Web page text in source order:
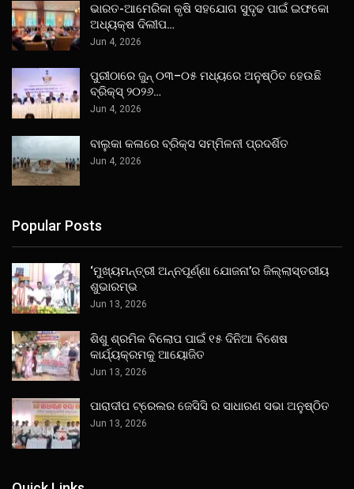
ଭାରତ-ଆମେରିକା କୃଷି ସହଯୋଗ ସୁଦୃଢ ପାଇଁ ଇଫକୋ
ଅଧ୍ୟକ୍ଷ ଦିଲୀପ…
Jun 4, 2026
ପୁରୀଠାରେ ଜୁନ୍ ୦୩–୦୫ ମଧ୍ୟରେ ଅନୁଷ୍ଠିତ ହେଉଛି
ବ୍ରିକ୍ସ୍ ୨୦୨୬…
Jun 4, 2026
ବାଲୁକା କଳାରେ ବ୍ରିକ୍ସ ସମ୍ମିଳନୀ ପ୍ରଦର୍ଶିତ
Jun 4, 2026
Popular Posts
‘ମୁଖ୍ୟମନ୍ତ୍ରୀ ଅନ୍ନପୂର୍ଣ୍ଣା ଯୋଜନା’ର ଜିଲ୍ଲାସ୍ତରୀୟ
ଶୁଭାରମ୍ଭ
Jun 13, 2026
ଶିଶୁ ଶ୍ରମିକ ବିଲୋପ ପାଇଁ ୧୫ ଦିନିଆ ବିଶେଷ
କାର୍ଯ୍ୟକ୍ରମକୁ ଆୟୋଜିତ
Jun 13, 2026
ପାରାଦୀପ ଟ୍ରେଲର ଜେସିସି ର ସାଧାରଣ ସଭା ଅନୁଷ୍ଠିତ
Jun 13, 2026